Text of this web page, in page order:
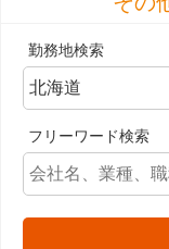
勤務地検索
フリーワード検索